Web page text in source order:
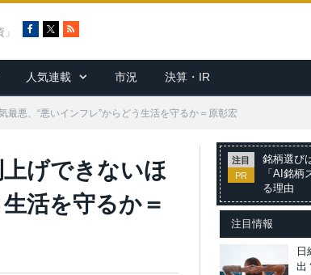
c
e
b
R
S
人気連載 市況 決算・IR
悪、“悪いインフレ”からどう生活を守るか＝原彰宏
げできないほ
活を守るか＝
注目
PR
銘柄選び
「AI銘柄
る理由
注目情報
出